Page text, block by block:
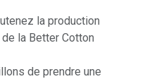
la production
la Better Cotton
de prendre une